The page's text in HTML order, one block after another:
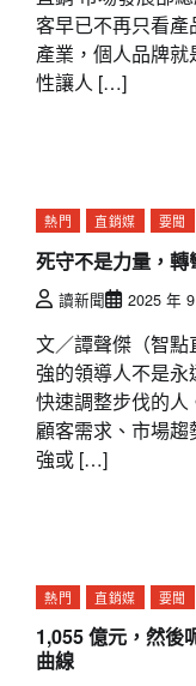
客早已不再只看
產業，個人品牌
性讓人 […]
熱門 直銷媒 要聞
死守不是力量，
讀新聞 2025 年
文／譚聲傑（智
強的領導人不是永
快速調整步伐的
顧客需求、市場
強或 […]
熱門 直銷媒 要聞
1,055 億元，然後
曲線